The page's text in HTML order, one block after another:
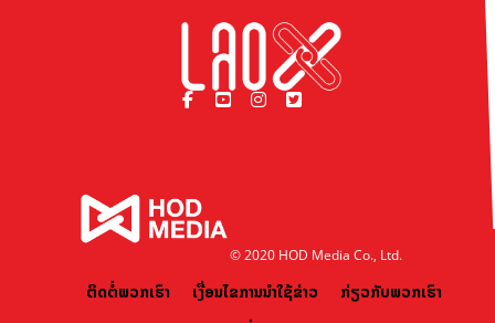
© 2020 HOD Media Co., Ltd.
ຕິດຕໍ່ພວກເຮົາ ເງື່ອນໄຂການນຳໃຊ້ຂ່າວ
ກ່ຽວກັບພວກເຮົາ